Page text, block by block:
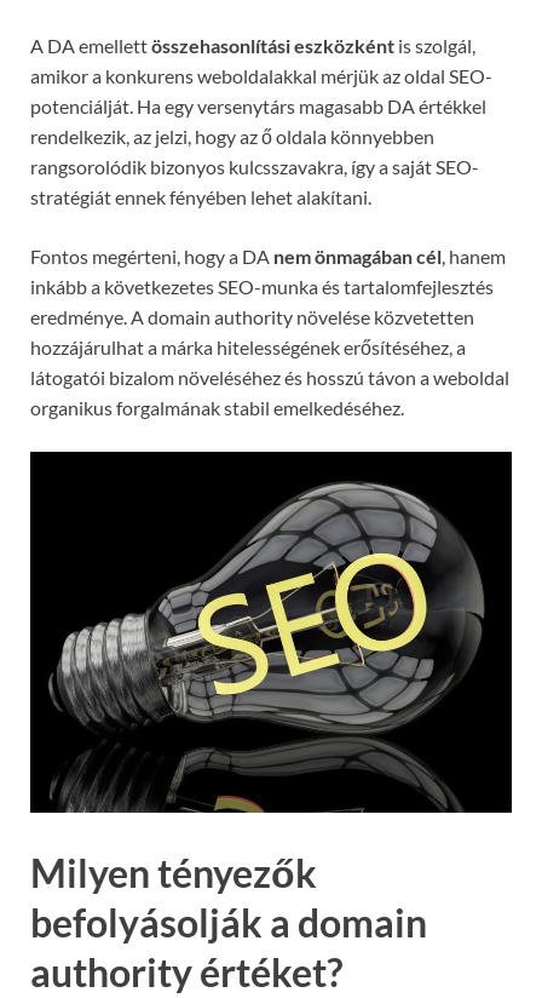
A DA emellettösszehasonlítási eszközként is szolgál,
amikor a konkurens weboldalakkal mérjük az oldal SEO-
potenciálját. Ha egy versenytárs magasabb DA értékkel
rendelkezik, az jelzi, hogy az ő oldala könnyebben
rangsorolódik bizonyos kulcsszavakra, így a saját SEO-
stratégiát ennek fényében lehet alakítani.
Fontos megérteni, hogy a DA nem önmagában cél , hanem
inkább a következetes SEO-munka és tartalomfejlesztés
eredménye. A domain authority növelése közvetetten
hozzájárulhat a márka hitelességének erősítéséhez, a
látogatói bizalom növeléséhez és hosszú távon a weboldal
organikus forgalmának stabil emelkedéséhez.
Milyen tényezők
befolyásolják a domain
authority értéket?